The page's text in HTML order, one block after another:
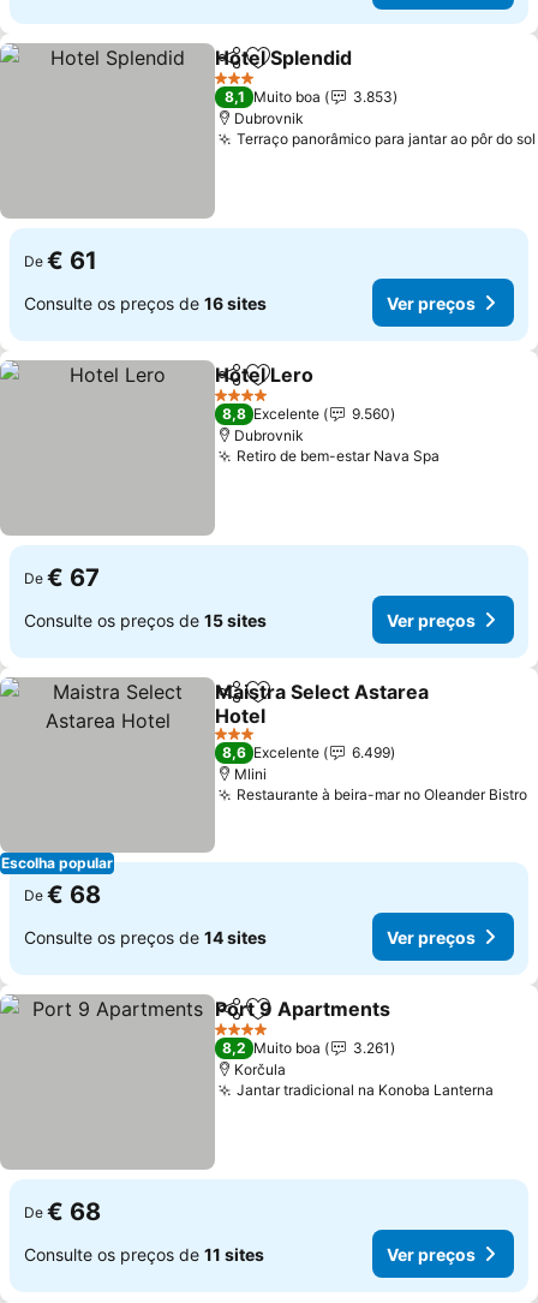
PartilharAdicionar aos favoritos
Hotel Splendid
3 Estrelas
8,1 Muito boa
3.853
Dubrovnik
Terraço panorâmico para jantar ao pôr do sol
De € 61
Consulte os preços de 16 sites Ver preços
PartilharAdicionar aos favoritos
Hotel Lero
4 Estrelas
8,8 Excelente
9.560
Dubrovnik
Retiro de bem-estar Nava Spa
De € 67
Consulte os preços de 15 sites Ver preços
Escolha popular
PartilharAdicionar aos favoritos
Maistra Select Astarea
Hotel
3 Estrelas
8,6 Excelente
6.499
Mlini
Restaurante à beira-mar no Oleander Bistro
De € 68
Consulte os preços de 14 sites Ver preços
PartilharAdicionar aos favoritos
Port 9 Apartments
4 Estrelas
8,2 Muito boa
3.261
Korčula
Jantar tradicional na Konoba Lanterna
De € 68
Consulte os preços de 11 sites Ver preços